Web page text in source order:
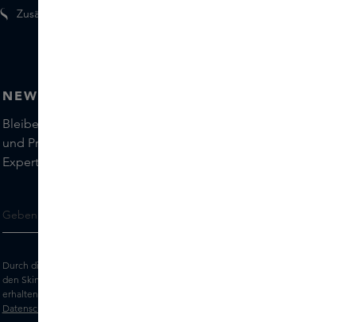
Zusätzliche Geschenke für Mitglieder
NEWSLETTER
Bleiben Sie auf dem Laufenden über die neuesten Marken
und Produkte und holen Sie sich Tipps von unseren Skins
Experts.
Durch die Eingabe Ihrer E-Mail-Adresse erklären Sie sich damit einverstanden,
den Skins-Newsletter und personalisierte Marketingnachrichten per E-Mail zu
erhalten. Sehen Sie sich unsere
Datenschutz